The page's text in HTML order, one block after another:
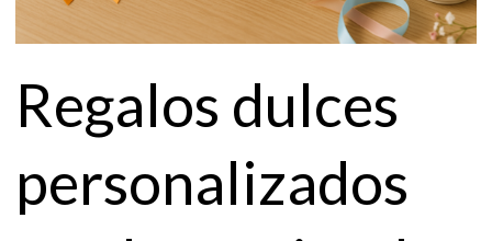
Regalos dulces
personalizados